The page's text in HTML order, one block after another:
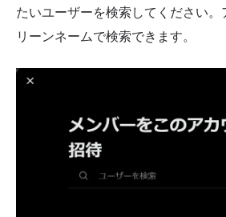
たいユーザーを検索してください。
リーンネームで検索できます。